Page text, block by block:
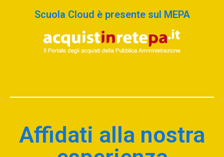
Scuola Cloud è presente sul MEPA
Affidati alla nostra